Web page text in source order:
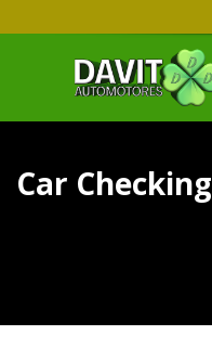
Car Checking